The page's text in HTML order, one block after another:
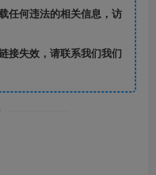
任何违法的相关信息，访
接失效，请联系我们我们